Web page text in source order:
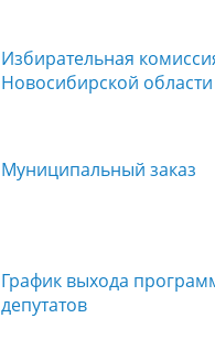
Избирательная
Новосибирской области
Муниципальный заказ
График выхода
депутатов